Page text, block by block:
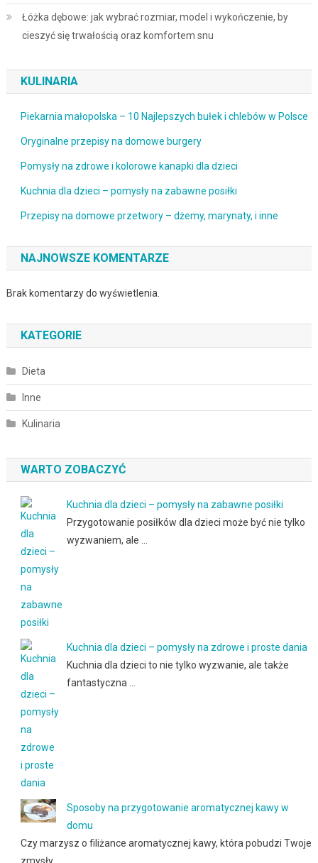
Łóżka dębowe: jak wybrać rozmiar, model i wykończenie, by
cieszyć się trwałością oraz komfortem snu
KULINARIA
Piekarnia małopolska – 10 Najlepszych bułek i chlebów w Polsce
Oryginalne przepisy na domowe burgery
Pomysły na zdrowe i kolorowe kanapki dla dzieci
Kuchnia dla dzieci – pomysły na zabawne posiłki
Przepisy na domowe przetwory – dżemy, marynaty, i inne
NAJNOWSZE KOMENTARZE
Brak komentarzy do wyświetlenia.
KATEGORIE
Dieta
Inne
Kulinaria
WARTO ZOBACZYĆ
Kuchnia dla dzieci – pomysły na zabawne posiłki
Przygotowanie posiłków dla dzieci może być nie tylko
wyzwaniem, ale …
Kuchnia dla dzieci – pomysły na zdrowe i proste dania
Kuchnia dla dzieci to nie tylko wyzwanie, ale także
fantastyczna …
Sposoby na przygotowanie aromatycznej kawy w
domu
Czy marzysz o filiżance aromatycznej kawy, która pobudzi Twoje
zmysły …